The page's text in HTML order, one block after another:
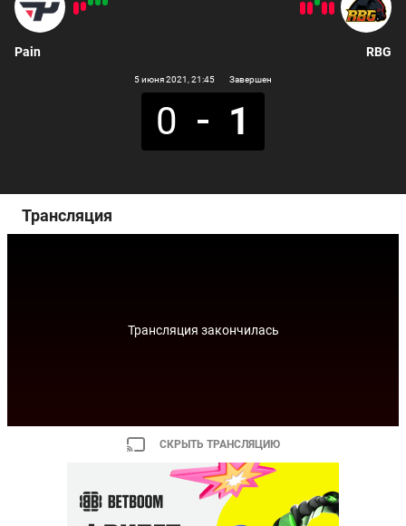
Pain
5 июня 2021 , 21:45 Завершен
0 1
RBG
Трансляция
Трансляция закончилась
СКРЫТЬ ТРАНСЛЯЦИЮ